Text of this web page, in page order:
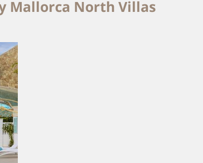
Mallorca North Villas